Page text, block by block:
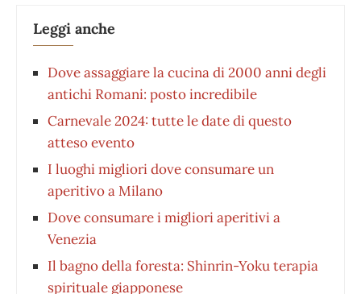
Leggi anche
Dove assaggiare la cucina di 2000 anni degli
antichi Romani: posto incredibile
Carnevale 2024: tutte le date di questo
atteso evento
I luoghi migliori dove consumare un
aperitivo a Milano
Dove consumare i migliori aperitivi a
Venezia
Il bagno della foresta: Shinrin-Yoku terapia
spirituale giapponese